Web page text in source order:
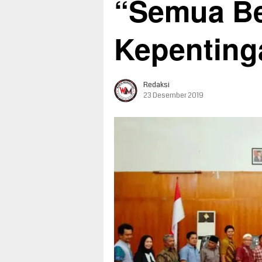
“Semua
Redaksi
23 Desember 2019